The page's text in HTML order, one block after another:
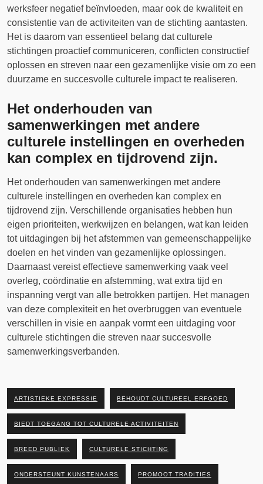
werksfeer negatief beïnvloeden, maar ook de kwaliteit en
consistentie van de activiteiten van de stichting aantasten.
Het is daarom van essentieel belang dat culturele
stichtingen proactief communiceren, conflicten constructief
oplossen en streven naar een gezamenlijke visie om zo een
duurzame en succesvolle culturele impact te realiseren.
Het onderhouden van
samenwerkingen met andere
culturele instellingen en overheden
kan complex en tijdrovend zijn.
Het onderhouden van samenwerkingen met andere
culturele instellingen en overheden kan complex en
tijdrovend zijn. Verschillende organisaties hebben hun
eigen prioriteiten, werkwijzen en belangen, wat kan leiden
tot uitdagingen bij het afstemmen van gemeenschappelijke
doelen en het vinden van gezamenlijke oplossingen.
Daarnaast vereist effectieve samenwerking vaak veel
overleg, coördinatie en afstemming, wat extra tijd en
inspanning vergt van alle betrokken partijen. Het managen
van deze complexiteit en het overbruggen van eventuele
verschillen in visie en aanpak vormt een uitdaging voor
culturele stichtingen die streven naar succesvolle
samenwerkingsverbanden.
ARTISTIEKE EXPRESSIE BEHOUDT CULTUREEL ERFGOED
BIEDT TOEGANG TOT CULTURELE ACTIVITEITEN
BREED PUBLIEK CULTURELE STICHTING
ONDERSTEUNT KUNSTENAARS PROMOOT TRADITIES